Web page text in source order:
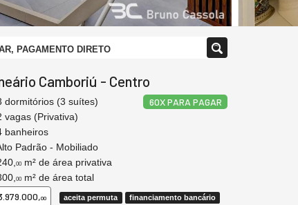
PAGAMENTO DIRETO
Camboriú - Centro
60X PARA PAGAR
dormitórios (3 suítes)
vagas (Privativa)
banheiros
Padrão - Mobiliado
00 m² de área privativa
00 m² de área total
00 aceita permuta financiamento bancário